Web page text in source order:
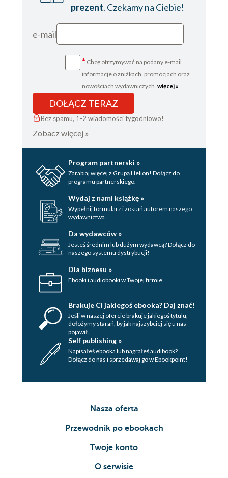
RÓŻANIEC ŚWIĘTY
KORONKA DO SIEDMIU BOLEŚCI
KORONKA DZIESIĘCIU CNÓT
EWANGELICZNYCH NAJŚWIĘTSZEJ
MARYI PANNY
NABOŻEŃSTWO TRZECH ZDROWAŚ
MARYJO...
NABOŻEŃSTWO PIERWSZYCH
SOBÓT MIESIĄCA
GODZINKI O NIEPOKALANYM
POCZĘCIU NAJŚWIĘTSZEJ MARYI
PANNY
NOWENNA PRZED UROCZYSTOŚCIĄ
NIEPOKALANEGO POCZĘCIA
NAJŚWIĘTSZEJ MARYI PANNY (29
NOWENNA DO MATKI BOŻEJ Z
POMPEJÓW, KRÓLOWEJ RÓŻAŃCA
Modlitwy w różnych potrzebach
NARODZIN DZIECKA DO MATKI
BOŻEJ BRZEMIENNEJ
Modlitwy ze skarbca Kościoła
prezent. Czekamy na Ciebie!
e-mail
* Chcę otrzymywać na podany e-mail
informacje o zniżkach, promocjach oraz
nowościach wydawniczych. więcej »
DOŁĄCZ TERAZ
Bez spamu, 1-2 wiadomości tygodniowo!
Zobacz więcej »
Program partnerski »
Zarabiaj więcej z Grupą Helion! Dołącz do
programu partnerskiego.
Wydaj z nami książkę »
Wypełnij formularz i zostań autorem naszego
wydawnictwa.
Da wydawców »
Jesteś średnim lub dużym wydawcą? Dołącz do
naszego systemu dystrybucji!
Dla biznesu »
Ebooki i audiobooki w Twojej firmie.
Brakuje Ci jakiegoś ebooka? Daj znać!
Jeśli w naszej ofercie brakuje jakiegoś tytulu,
dołożymy starań, by jak najszybciej się u nas
pojawił.
Self publishing »
Napisałeś ebooka lub nagrałeś audibook?
Dołącz do nas i sprzedawaj go w Ebookpoint!
Nasza oferta
Przewodnik po ebookach
Twoje konto
O serwisie